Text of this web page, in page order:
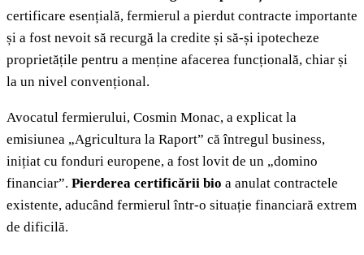
certificare esențială, fermierul a pierdut contracte importante
și a fost nevoit să recurgă la credite și să-și ipotecheze
proprietățile pentru a menține afacerea funcțională, chiar și
la un nivel convențional.
Avocatul fermierului, Cosmin Monac, a explicat la
emisiunea „Agricultura la Raport” că întregul business,
inițiat cu fonduri europene, a fost lovit de un „domino
financiar”. Pierderea certificării bio a anulat contractele
existente, aducând fermierul într-o situație financiară extrem
de dificilă.